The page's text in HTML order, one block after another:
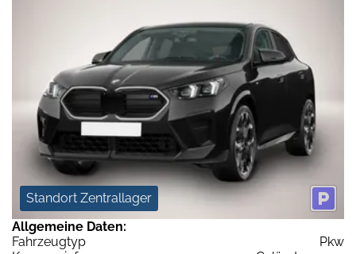
Standort Zentrallager
Allgemeine Daten:
Fahrzeugtyp
Pkw